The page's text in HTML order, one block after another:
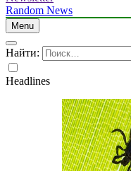
Random News
Menu
Найти:
Headlines